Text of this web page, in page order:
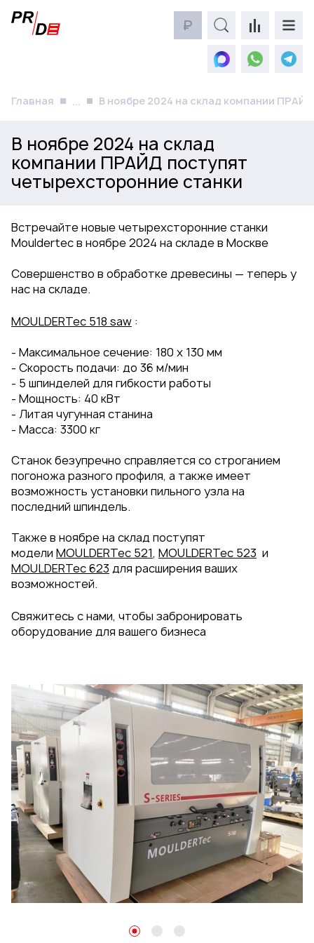
₽
Главная ... В ноябре 2024 на склад компании
В ноябре 2024 на склад
компании ПРАЙД поступят
четырехсторонние станки
Встречайте новые четырехсторонние станки
Mouldertec в ноябре 2024 на складе в Москве
Совершенство в обработке древесины — теперь у
нас на складе.
MOULDERTec 518 saw :
- Максимальное сечение: 180 x 130 мм
- Скорость подачи: до 36 м/мин
- 5 шпинделей для гибкости работы
- Мощность: 40 кВт
- Литая чугунная станина
- Масса: 3300 кг
Станок безупречно справляется со строганием
погоножа разного профиля, а также имеет
возможность установки пильного узла на
последний шпиндель.
Также в ноябре на склад поступят
модели MOULDERTec 521, MOULDERTec 523 и
MOULDERTec 623 для расширения ваших
возможностей.
Свяжитесь с нами, чтобы забронировать
оборудование для вашего бизнеса